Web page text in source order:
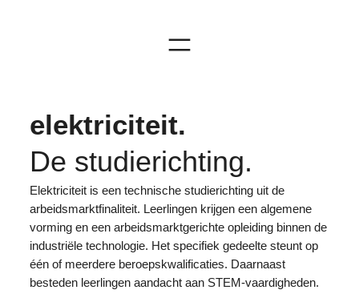
organisatie & logistiek
elektriciteit.
De studierichting.
Elektriciteit is een technische studierichting uit de
arbeidsmarktfinaliteit. Leerlingen krijgen een algemene
vorming en een arbeidsmarktgerichte opleiding binnen de
industriële technologie. Het specifiek gedeelte steunt op
één of meerdere beroepskwalificaties. Daarnaast
besteden leerlingen aandacht aan STEM-vaardigheden.